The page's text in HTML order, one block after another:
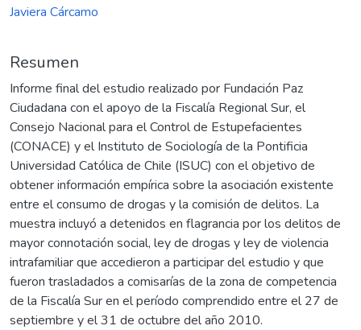
Javiera Cárcamo
Resumen
Informe final del estudio realizado por Fundación Paz
Ciudadana con el apoyo de la Fiscalía Regional Sur, el
Consejo Nacional para el Control de Estupefacientes
(CONACE) y el Instituto de Sociología de la Pontificia
Universidad Católica de Chile (ISUC) con el objetivo de
obtener información empírica sobre la asociación existente
entre el consumo de drogas y la comisión de delitos. La
muestra incluyó a detenidos en flagrancia por los delitos de
mayor connotación social, ley de drogas y ley de violencia
intrafamiliar que accedieron a participar del estudio y que
fueron trasladados a comisarías de la zona de competencia
de la Fiscalía Sur en el período comprendido entre el 27 de
septiembre y el 31 de octubre del año 2010.